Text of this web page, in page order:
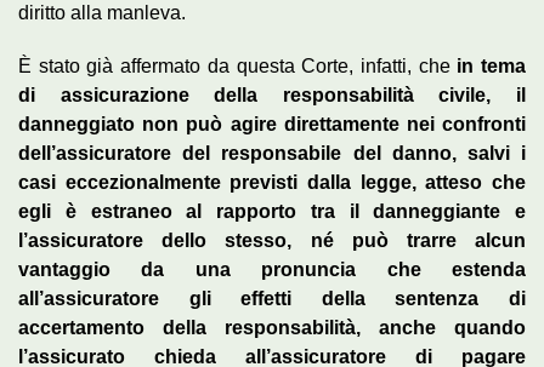
diritto alla manleva.
È stato già affermato da questa Corte, infatti, che in tema
di assicurazione della responsabilità civile, il
danneggiato non può agire direttamente nei confronti
dell’assicuratore del responsabile del danno, salvi i
casi eccezionalmente previsti dalla legge, atteso che
egli è estraneo al rapporto tra il danneggiante e
l’assicuratore dello stesso, né può trarre alcun
vantaggio da una pronuncia che estenda
all’assicuratore gli effetti della sentenza di
accertamento della responsabilità, anche quando
l’assicurato chieda all’assicuratore di pagare